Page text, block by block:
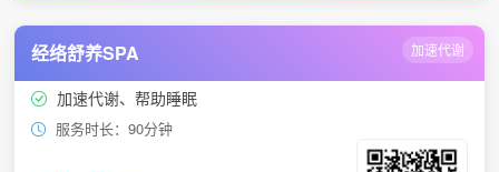
经络舒养SPA 加速代谢
加速代谢、帮助睡眠
服务时长：90分钟